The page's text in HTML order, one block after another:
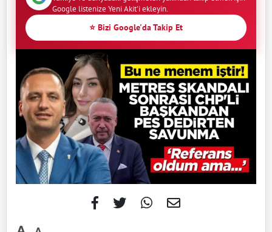
Google listenize Yeni Akit'i ekleyin.
⭐ Bizi Google'da Takip Et